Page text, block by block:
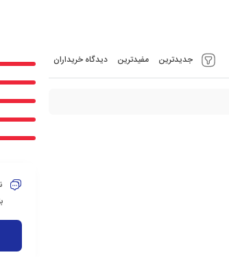
جدیدترین مفیدترین دیدگاه خریداران